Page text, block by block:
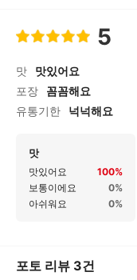
5
맛 맛있어요
포장
꼼꼼해요
유통기한
넉넉해요
맛
맛있어요
100%
보통이에요
0%
아쉬워요
0%
포토 리뷰 3건